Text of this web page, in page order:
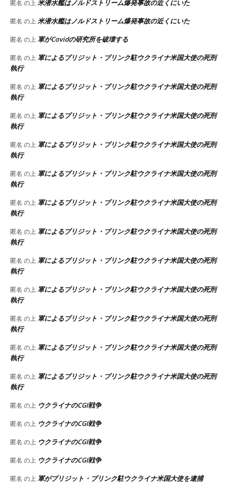
匿名 の上 米潜水艦はノルドストリーム爆発事故の近くにいた
匿名 の上 米潜水艦はノルドストリーム爆発事故の近くにいた
匿名 の上 軍がCovidの研究所を破壊する
匿名 の上 軍によるブリジット・ブリンク駐ウクライナ米国大使の死刑
執行
匿名 の上 軍によるブリジット・ブリンク駐ウクライナ米国大使の死刑
執行
匿名 の上 軍によるブリジット・ブリンク駐ウクライナ米国大使の死刑
執行
匿名 の上 軍によるブリジット・ブリンク駐ウクライナ米国大使の死刑
執行
匿名 の上 軍によるブリジット・ブリンク駐ウクライナ米国大使の死刑
執行
匿名 の上 軍によるブリジット・ブリンク駐ウクライナ米国大使の死刑
執行
匿名 の上 軍によるブリジット・ブリンク駐ウクライナ米国大使の死刑
執行
匿名 の上 軍によるブリジット・ブリンク駐ウクライナ米国大使の死刑
執行
匿名 の上 軍によるブリジット・ブリンク駐ウクライナ米国大使の死刑
執行
匿名 の上 軍によるブリジット・ブリンク駐ウクライナ米国大使の死刑
執行
匿名 の上 軍によるブリジット・ブリンク駐ウクライナ米国大使の死刑
執行
匿名 の上 軍によるブリジット・ブリンク駐ウクライナ米国大使の死刑
執行
匿名 の上 ウクライナのCGI戦争
匿名 の上 ウクライナのCGI戦争
匿名 の上 ウクライナのCGI戦争
匿名 の上 ウクライナのCGI戦争
匿名 の上 軍がブリジット・ブリンク駐ウクライナ米国大使を逮捕